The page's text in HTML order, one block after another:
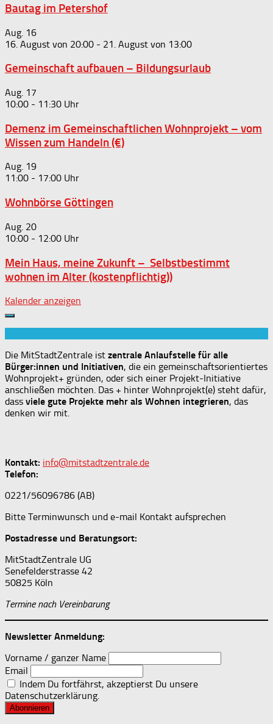
Bautag im Petershof
Aug. 16
16. August von 20:00 - 21. August von 13:00
Gemeinschaft aufbauen – Bildungsurlaub
Aug. 17
10:00 - 11:30
Demenz im Gemeinschaftlichen Wohnprojekt – vom
Wissen zum Handeln (€)
Aug. 19
11:00 - 17:00
Wohnbörse Göttingen
Aug. 20
10:00 - 12:00
Mein Haus, meine Zukunft – Selbstbestimmt
wohnen im Alter (kostenpflichtig))
Kalender anzeigen
Die MitStadtZentrale ist zentrale Anlaufstelle für alle
Bürger:innen und Initiativen, die ein gemeinschaftsorientiertes
Wohnprojekt+ gründen, oder sich einer Projekt-Initiative
anschließen möchten. Das + hinter Wohnprojekt(e) steht dafür,
dass viele gute Projekte mehr als Wohnen integrieren, das
denken wir mit.
Kontakt: info@mitstadtzentrale.de
Telefon:
0221/56096786 (AB)
Bitte Terminwunsch und e-mail Kontakt aufsprechen
Postadresse und Beratungsort:
MitStadtZentrale UG
Senefelderstrasse 42
50825 Köln
Termine nach Vereinbarung
Newsletter Anmeldung:
Vorname / ganzer Name
Email
Indem Du fortfährst, akzeptierst Du unsere
Datenschutzerklärung.